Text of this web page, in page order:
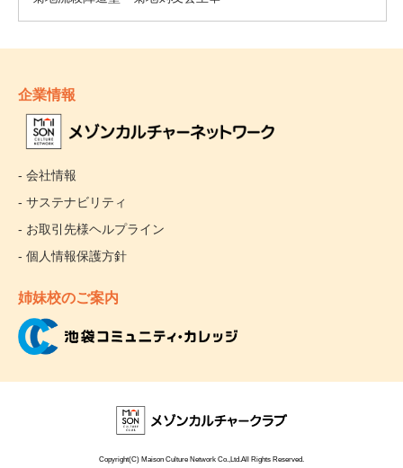
企業情報
- 会社情報
- サステナビリティ
- お取引先様ヘルプライン
- 個人情報保護方針
姉妹校のご案内
Copyright(C) Maison Culture Network Co.,Ltd.All Rights Reserved.